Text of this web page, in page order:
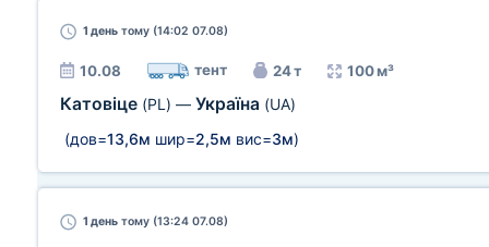
1 день тому (14:02 07.08)
10.08 тент 24 т 100 м³
Катовіце (PL) — Україна (UA)
(дов=13,6м шир=2,5м вис=3м)
1 день тому (13:24 07.08)